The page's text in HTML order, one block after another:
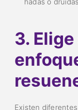
3.
Existen